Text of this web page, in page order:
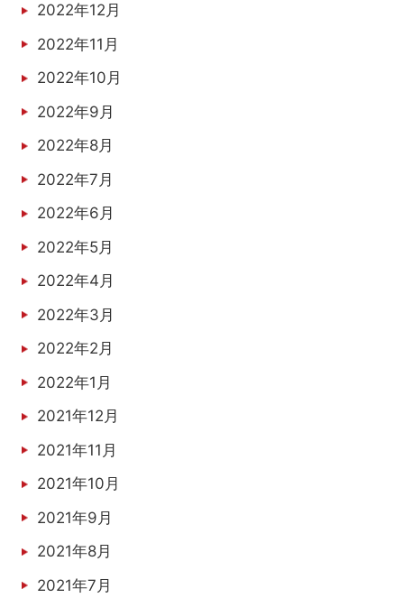
2022年12月
2022年11月
2022年10月
2022年9月
2022年8月
2022年7月
2022年6月
2022年5月
2022年4月
2022年3月
2022年2月
2022年1月
2021年12月
2021年11月
2021年10月
2021年9月
2021年8月
2021年7月